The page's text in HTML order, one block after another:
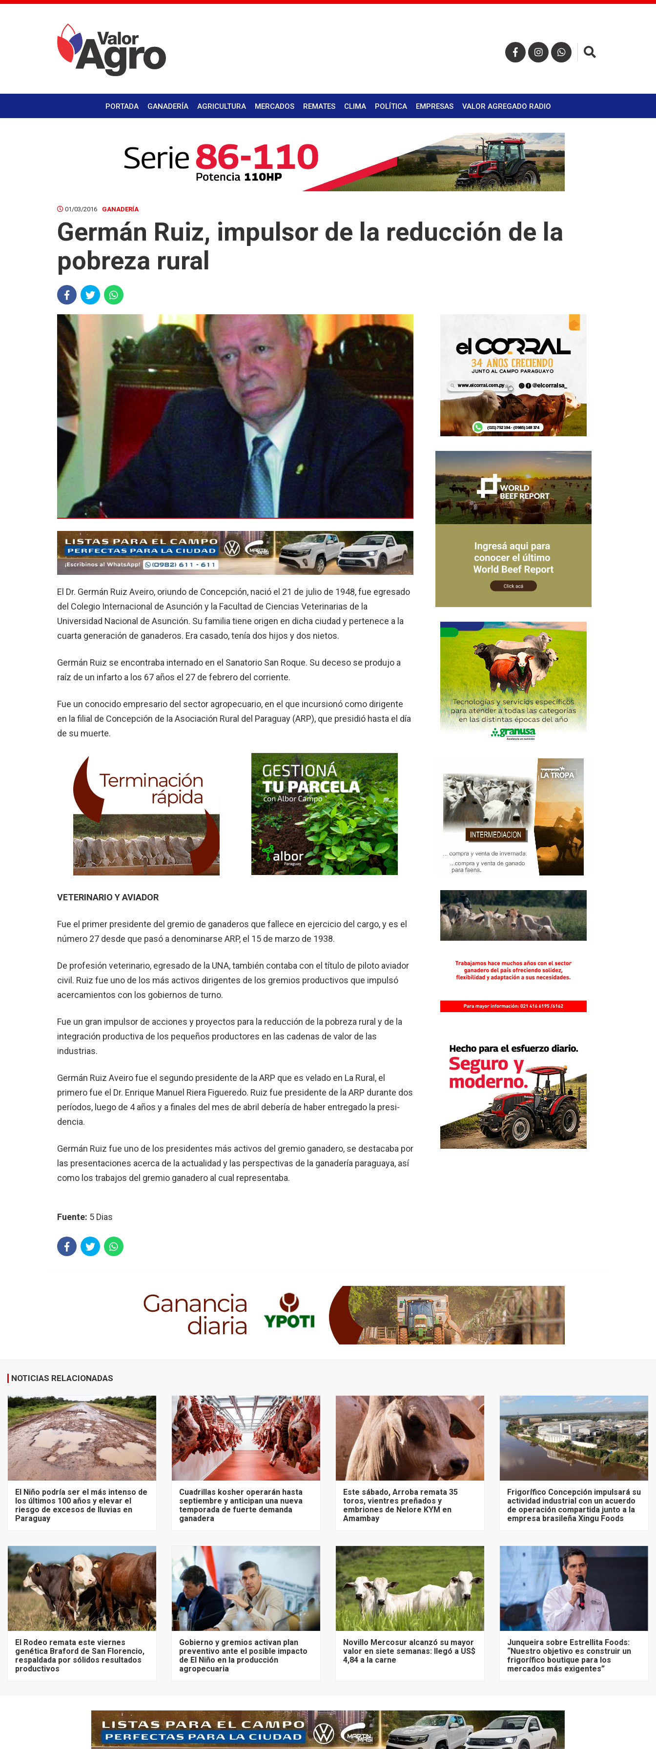
PORTADA GANADERÍA AGRICULTURA MERCADOS REMATES CLIMA POLÍTICA EMPRESAS VALOR AGREGADO RADIO
01/03/2016 GANADERÍA
Germán Ruiz, impulsor de la reducción de la
pobreza rural
El Dr. Germán Ruiz Avei­ro, oriundo de Concepción, nació el 21 de julio de 1948, fue egresado
del Colegio Internacional de Asunción y la Facultad de Ciencias Ve­terinarias de la
Universidad Nacional de Asunción. Su familia tiene origen en dicha ciudad y pertenece a la
cuar­ta generación de ganaderos. Era casado, tenía dos hijos y dos nietos.
Germán Ruiz se encontra­ba internado en el Sanato­rio San Roque. Su deceso se produjo a
raíz de un infarto a los 67 años el 27 de febrero del corriente.
Fue un conocido empresa­rio del sector agropecuario, en el que incursionó como dirigente
en la filial de Con­cepción de la Asociación Ru­ral del Paraguay (ARP), que presidió hasta el día
de su muerte.
VETERINARIO Y AVIADOR
Fue el primer presidente del gremio de ganaderos que fallece en ejercicio del cargo, y es el
número 27 desde que pasó a denominarse ARP, el 15 de marzo de 1938.
De profesión veterinario, egresado de la UNA, también contaba con el título de pilo­to aviador
civil. Ruiz fue uno de los más activos dirigentes de los gremios productivos que impulsó
acercamientos con los gobiernos de turno.
Fue un gran impulsor de acciones y proyectos para la reducción de la pobre­za rural y de la
integración productiva de los pequeños productores en las cadenas de valor de las
industrias.
Germán Ruiz Aveiro fue el segundo presidente de la ARP que es velado en La Ru­ral, el
primero fue el Dr. En­rique Manuel Riera Figuere­do. Ruiz fue presidente de la ARP durante dos
períodos, luego de 4 años y a finales del mes de abril debería de haber entregado la presi­
dencia.
Germán Ruiz fue uno de los presidentes más activos del gremio ganadero, se desta­caba por
las presentaciones acerca de la actualidad y las perspectivas de la ganadería paraguaya, así
como los tra­bajos del gremio ganadero al cual representaba.
Fuente: 5 Dias
NOTICIAS RELACIONADAS
El Niño podría ser el más intenso de
los últimos 100 años y elevar el
riesgo de excesos de lluvias en
Paraguay
Cuadrillas kosher operarán hasta
septiembre y anticipan una nueva
temporada de fuerte demanda
ganadera
Este sábado, Arroba remata 35
toros, vientres preñados y
embriones de Nelore KYM en
Amambay
Frigorífico Concepción impulsará su
actividad industrial con un acuerdo
de operación compartida junto a la
empresa brasileña Xingu Foods
El Rodeo remata este viernes
genética Braford de San Florencio,
respaldada por sólidos resultados
productivos
Gobierno y gremios activan plan
preventivo ante el posible impacto
de El Niño en la producción
agropecuaria
Novillo Mercosur alcanzó su mayor
valor en siete semanas: llegó a US$
4,84 a la carne
Junqueira sobre Estrellita Foods:
“Nuestro objetivo es construir un
frigorífico boutique para los
mercados más exigentes”